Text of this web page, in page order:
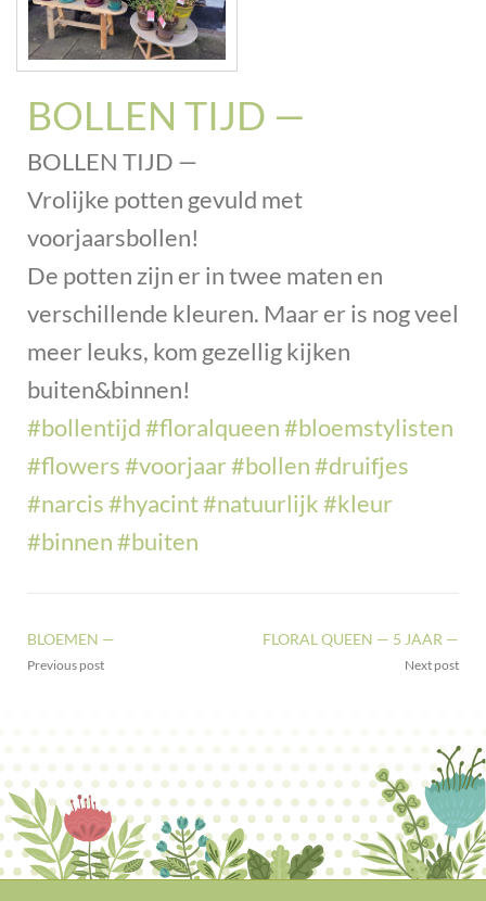
BOLLEN TIJD —
BOLLEN TIJD —
Vrolijke potten gevuld met
voorjaarsbollen!
De potten zijn er in twee maten en
verschillende kleuren. Maar er is nog veel
meer leuks, kom gezellig kijken
buiten&binnen!
#bollentijd#floralqueen#bloemstylisten
#flowers#voorjaar#bollen#druifjes
#narcis#hyacint#natuurlijk#kleur
#binnen#buiten
BLOEMEN —
Previous post
FLORAL QUEEN — 5 JAAR —
Next post